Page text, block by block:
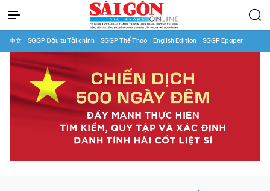
中文 SGGP Đầu tư Tài chính SGGP Thể Thao English Edition SGGP Epaper